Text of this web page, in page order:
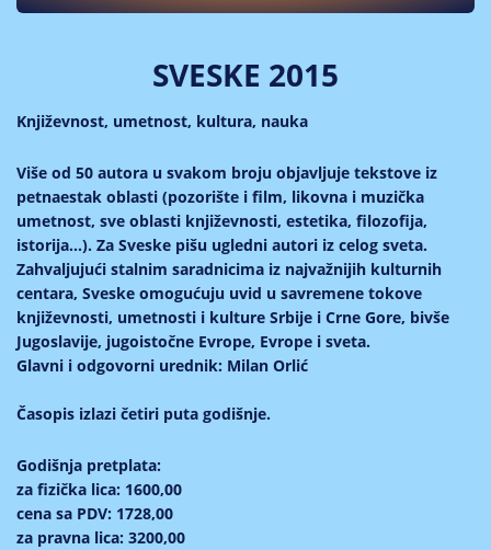
SVESKE 2015
Književnost, umetnost, kultura, nauka
Više od 50 autora u svakom broju objavljuje tekstove iz
petnaestak oblasti (pozorište i film, likovna i muzička
umetnost, sve oblasti književnosti, estetika, filozofija,
istorija...). Za Sveske pišu ugledni autori iz celog sveta.
Zahvaljujući stalnim saradnicima iz najvažnijih kulturnih
centara, Sveske omogućuju uvid u savremene tokove
književnosti, umetnosti i kulture Srbije i Crne Gore, bivše
Jugoslavije, jugoistočne Evrope, Evrope i sveta.
Glavni i odgovorni urednik: Milan Orlić
Časopis izlazi četiri puta godišnje.
Godišnja pretplata:
za fizička lica: 1600,00
cena sa PDV: 1728,00
za pravna lica: 3200,00